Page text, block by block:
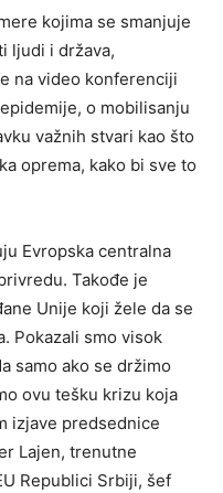
kojima se smanjuje
ljudi i država,
na video konferenciji
o mobilisanju
važnih stvari kao što
oprema, kako bi sve to
Evropska centralna
Takođe je
Unije koji žele da se
Pokazali smo visok
samo ako se držimo
ovu tešku krizu koja
izjave predsednice
Lajen, trenutne
Republici Srbiji, šef